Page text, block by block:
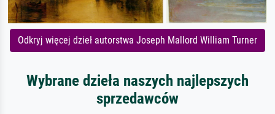
Odkryj więcej dzieł autorstwa Joseph Mallord William Turner
Wybrane dzieła naszych najlepszych
sprzedawców